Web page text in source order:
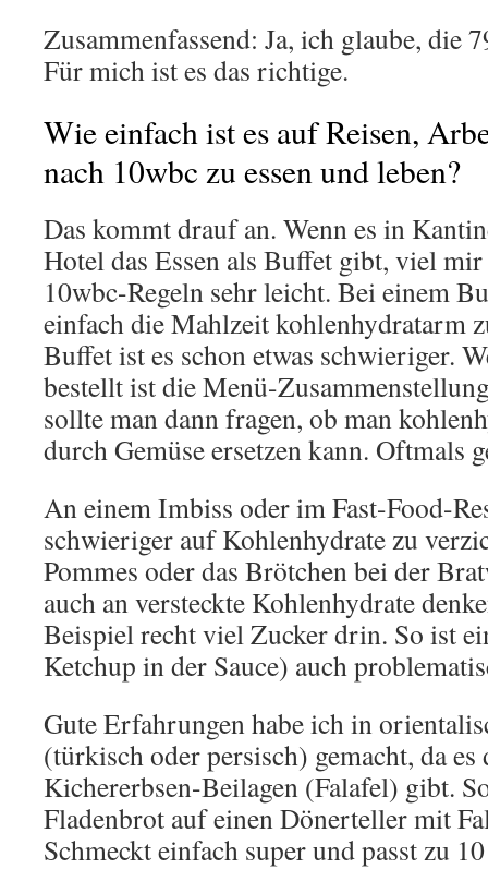
Zusammenfassend: Ja, ich glaube, die
Für mich ist es das richtige.
Wie einfach ist es auf Reisen,
nach 10wbc zu essen und leben?
Das kommt drauf an. Wenn es in
Hotel das Essen als Buffet gibt, viel
10wbc-Regeln sehr leicht. Bei einem
einfach die Mahlzeit kohlenhydratarm
Buffet ist es schon etwas schwieriger.
bestellt ist die Menü-
sollte man dann fragen, ob man
durch Gemüse ersetzen kann. Oftmals
An einem Imbiss oder im Fast-Food-
schwieriger auf Kohlenhydrate zu
Pommes oder das Brötchen bei der
auch an versteckte Kohlenhydrate
Beispiel recht viel Zucker drin. So ist
Ketchup in der Sauce) auch
Gute Erfahrungen habe ich in
(türkisch oder persisch) gemacht, da
Kichererbsen-Beilagen (Falafel) gibt.
Fladenbrot auf einen Dönerteller mit
Schmeckt einfach super und passt zu